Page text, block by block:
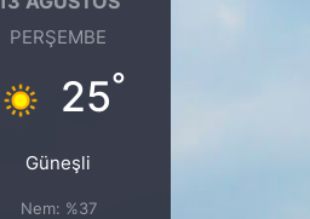
PERŞEMBE
25°
Güneşli
Nem: %37